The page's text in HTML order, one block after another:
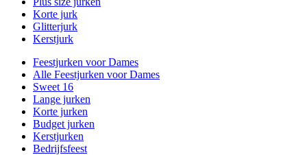
Korte jurk
Glitterjurk
Kerstjurk
Feestjurken voor Dames
Alle Feestjurken voor Dames
Sweet 16
Lange jurken
Korte jurken
Budget jurken
Kerstjurken
Bedrijfsfeest